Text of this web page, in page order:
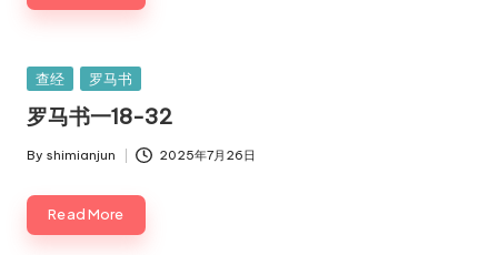
Posted
查经 罗马书
罗马书一18-32
Posted
By shimianjun 2025年7月26日
Read More